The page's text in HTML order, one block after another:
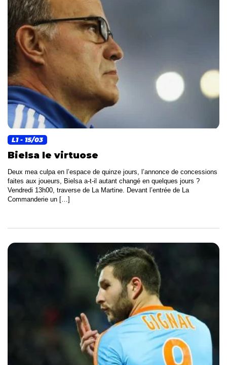
L1- 15/03
Bielsa le virtuose
Deux mea culpa en l’espace de quinze jours, l’annonce de concessions
faites aux joueurs, Bielsa a-t-il autant changé en quelques jours ?
Vendredi 13h00, traverse de La Martine. Devant l’entrée de La
Commanderie un […]